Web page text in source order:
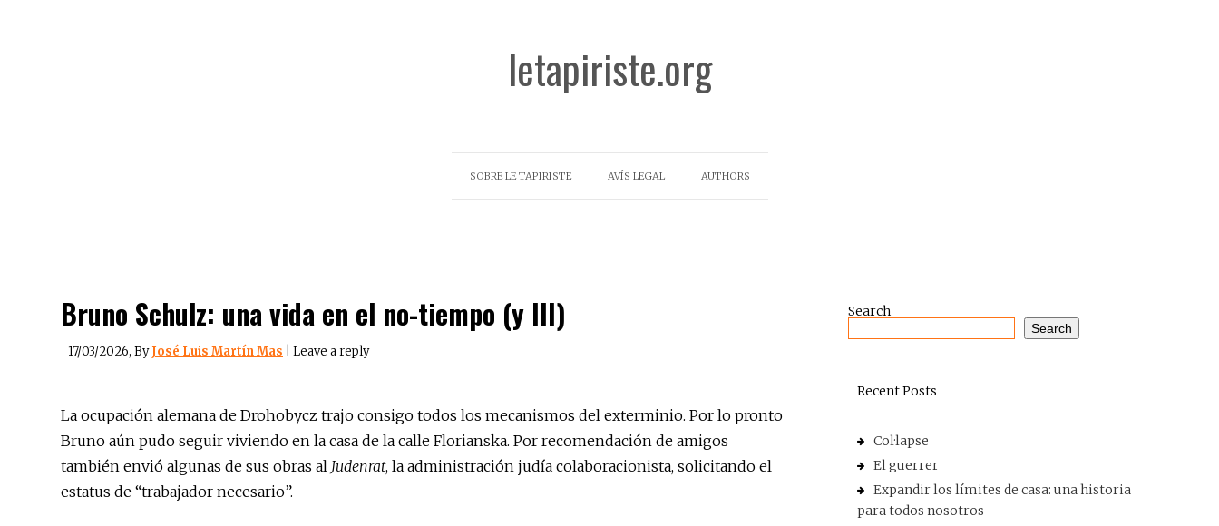
letapiriste.org
SOBRE LE TAPIRISTE AVÍS LEGAL AUTHORS
Bruno Schulz: una vida en el no-tiempo (y III)
17/03/2026, ByJosé Luis Martín Mas Leave a reply
La ocupación alemana de Drohobycz trajo consigo todos los mecanismos del exterminio. Por lo pronto
Bruno aún pudo seguir viviendo en la casa de la calle Florianska. Por recomendación de amigos
también envió algunas de sus obras al Judenrat, la administración judía colaboracionista, solicitando el
estatus de “trabajador necesario”.
Search
Search
Recent Posts
Col·lapse
El guerrer
Expandir los límites de casa: una historia
para todos nosotros